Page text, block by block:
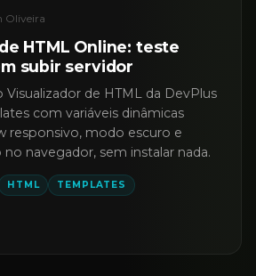
Oliveira
HTML Online: teste
subir servidor
Visualizador de HTML da DevPlus
com variáveis dinâmicas
responsivo, modo escuro e
navegador, sem instalar nada.
HTML TEMPLATES